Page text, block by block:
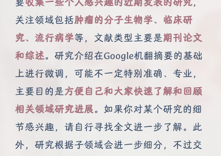
关注领域包括肿瘤的分子生物学、临床研
究、流行病学等，文献类型主要是期刊论文
和综述。研究介绍在Google机翻摘要的基础
上进行微调，可能不一定特别准确、专业，
主要目的是方便自己和大家快速了解和回顾
相关领域研究进展。如果你对某个研究的细
节感兴趣，请自行寻找全文进一步了解。此
外，研究根据子领域会进一步细分，不过交